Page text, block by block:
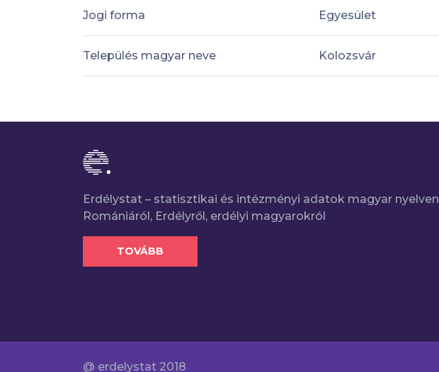
Jogi forma Egyesület
Település magyar neve Kolozsvár
Erdélystat – statisztikai és intézményi adatok magyar nyelven
Romániáról, Erdélyről, erdélyi magyarokról
TOVÁBB
@ erdelystat 2018